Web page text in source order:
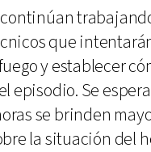
continúan
que
y establecer
episodio. Se
se brinden
la situación del